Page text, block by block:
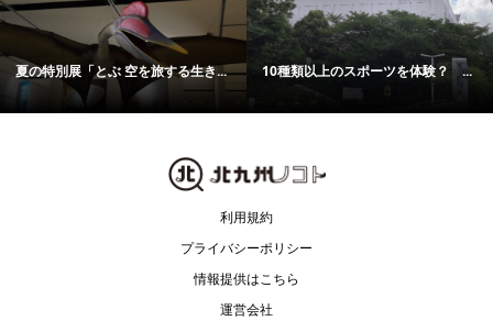
菅原神社で「三毛猫マルシェ＆保... ＜あの日八幡で何が起こったのか...
利用規約
プライバシーポリシー
情報提供はこちら
運営会社